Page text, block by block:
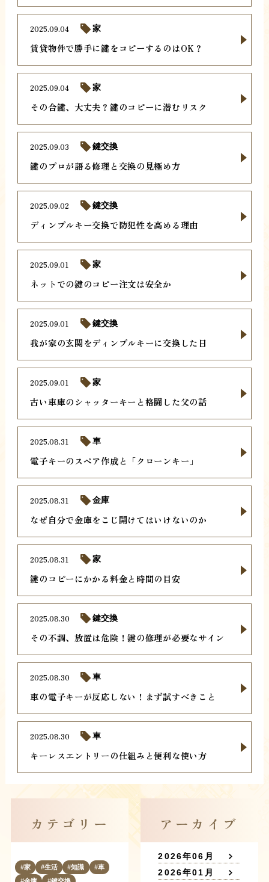
賃貸物件で勝手に鍵をコピーするのはOK？
2025.09.04 家
その合鍵、大丈夫？鍵のコピーに潜むリスク
2025.09.04 家
鍵のプロが語る修理と交換の見極め方
2025.09.03 鍵交換
ディンプルキー交換で防犯性を高める理由
2025.09.02 鍵交換
ネットでの鍵のコピー注文は安全か
2025.09.01 家
我が家の玄関をディンプルキーに交換した日
2025.09.01 鍵交換
古い車庫のシャッターキーと格闘した父の話
2025.09.01 家
電子キーのスペア作成と「クローンキー」
2025.08.31 車
なぜ自分で金庫をこじ開けてはいけないのか
2025.08.31 金庫
鍵のコピーにかかる料金と時間の目安
2025.08.31 家
その不調、放置は危険！鍵の修理が必要なサイン
2025.08.30 鍵交換
車の電子キーが反応しない！まず試すべきこと
2025.08.30 車
キーレスエントリーの仕組みと便利な使い方
2025.08.30 車
カテゴリー
家 生活 知識
車
金庫
鍵交換
アーカイブ
2026年06月
2026年01月